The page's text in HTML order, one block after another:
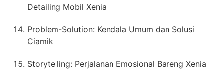
Detailing Mobil Xenia
Problem-Solution: Kendala Umum dan Solusi
Ciamik
Storytelling: Perjalanan Emosional Bareng Xenia